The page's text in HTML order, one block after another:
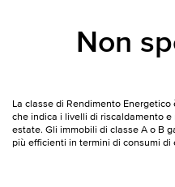
Non
La classe di Rendimento
che indica i livelli di riscaldamento
estate. Gli immobili di classe A o B
più efficienti in termini di consumi di